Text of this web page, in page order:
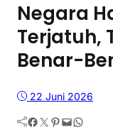
Negara
Terjatuh,
Benar-
22 Juni 2026
Facebook Twitter Pinterest Mail WhatsApp